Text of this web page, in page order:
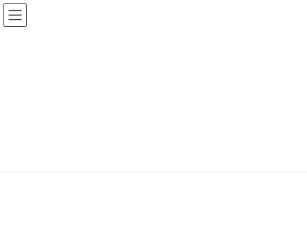
コ
ン
テ
ナ
ビ
ゲ
佐々木志津子 見附市議会議員【公式サイ